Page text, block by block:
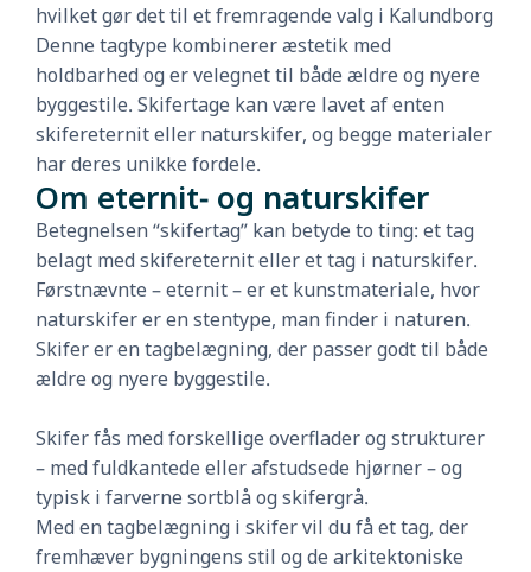
hvilket gør det til et fremragende valg i Kalundborg
Denne tagtype kombinerer æstetik med
holdbarhed og er velegnet til både ældre og nyere
byggestile. Skifertage kan være lavet af enten
skifereternit eller naturskifer, og begge materialer
har deres unikke fordele.
Om eternit- og naturskifer
Betegnelsen “skifertag” kan betyde to ting: et tag
belagt med skifereternit eller et tag i naturskifer.
Førstnævnte – eternit – er et kunstmateriale, hvor
naturskifer er en stentype, man finder i naturen.
Skifer er en tagbelægning, der passer godt til både
ældre og nyere byggestile.
Skifer fås med forskellige overflader og strukturer
– med fuldkantede eller afstudsede hjørner – og
typisk i farverne sortblå og skifergrå.
Med en tagbelægning i skifer vil du få et tag, der
fremhæver bygningens stil og de arkitektoniske